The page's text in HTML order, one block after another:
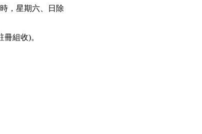
，星期六、日除
組收)。